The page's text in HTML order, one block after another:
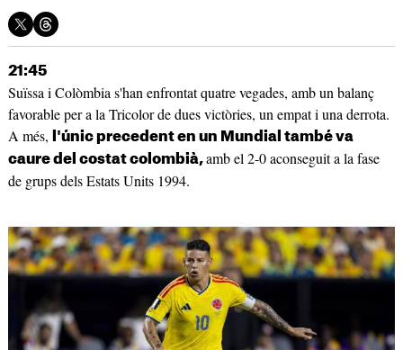
21:45
Suïssa i Colòmbia s'han enfrontat quatre vegades, amb un balanç
favorable per a la Tricolor de dues victòries, un empat i una derrota.
A més,
l'únic precedent en un Mundial també va
caure del costat colombià,amb el 2-0 aconseguit a la fase
de grups dels Estats Units 1994.